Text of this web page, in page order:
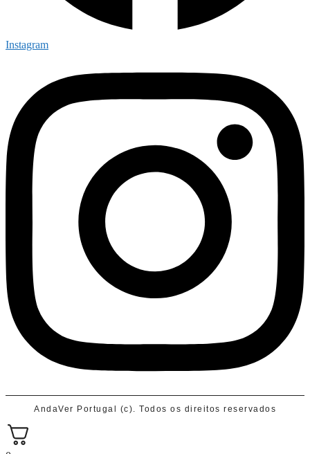
Instagram
AndaVer Portugal (c). Todos os direitos reservados